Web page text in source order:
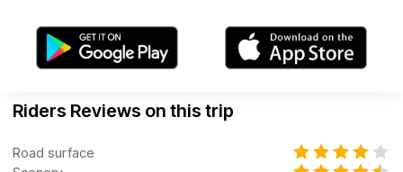
Riders Reviews on this trip
Road surface